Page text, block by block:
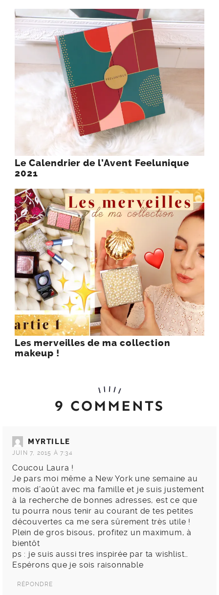
Le Calendrier de l’Avent Feelunique
2021
Les merveilles de ma collection
makeup !
9 COMMENTS
MYRTILLE
JUIN 7, 2015 À 7:34
Coucou Laura !
Je pars moi même a New York une semaine au
mois d’août avec ma famille et je suis justement
à la recherche de bonnes adresses, est ce que
tu pourra nous tenir au courant de tes petites
découvertes ca me sera sûrement très utile !
Plein de gros bisous, profitez un maximum, à
bientôt
ps : je suis aussi tres inspirée par ta wishlist…
Espérons que je sois raisonnable
RÉPONDRE